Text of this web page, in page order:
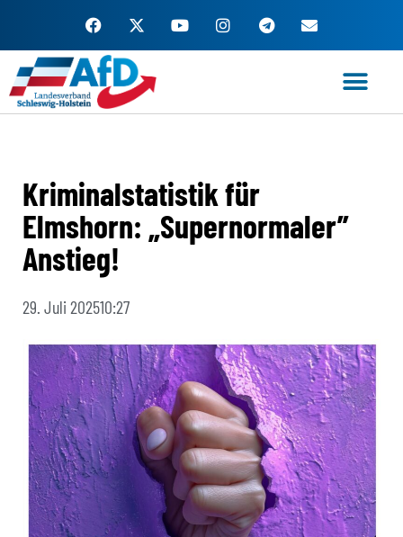
Zum
Inhalt
springen
Kriminalstatistik für
Elmshorn: „Supernormaler”
Anstieg!
29. Juli 202510:27